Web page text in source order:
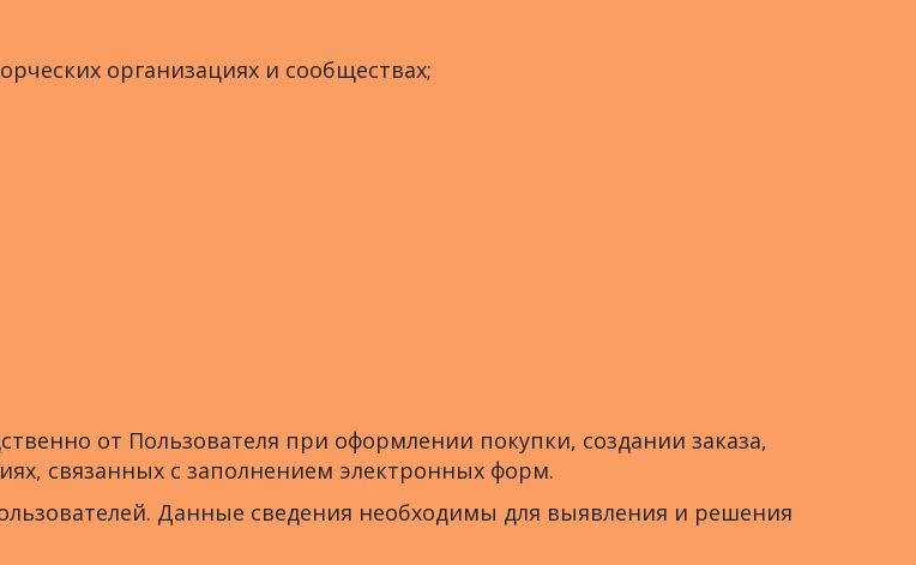
организациях и сообществах;
от Пользователя при оформлении покупки, создании заказа,
связанных с заполнением электронных форм.
Данные сведения необходимы для выявления и решения